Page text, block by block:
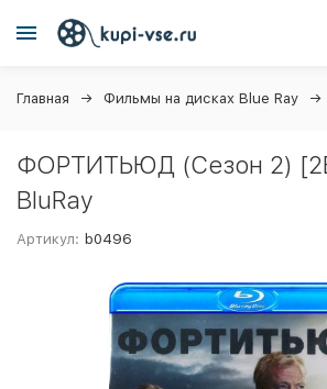
Главная Фильмы на дисках Blue Ray
ФОРТИТЬЮД (Сезон 2)
BluRay
Артикул: b0496